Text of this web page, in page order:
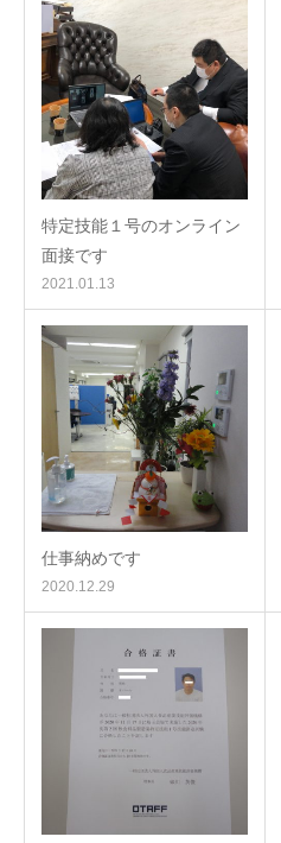
特定技能１号のオンライン
面接です
2021.01.13
仕事納めです
2020.12.29